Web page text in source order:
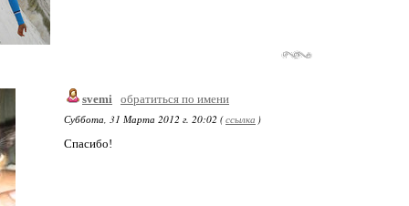
svemi обратиться по имени
Суббота, 31 Марта 2012 г. 20:02 (ссылка )
Спасибо!